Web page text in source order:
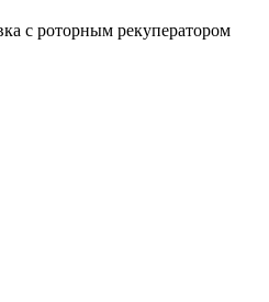
с роторным рекуператором